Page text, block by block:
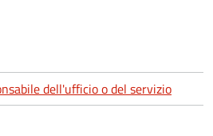
dell'ufficio o del servizio